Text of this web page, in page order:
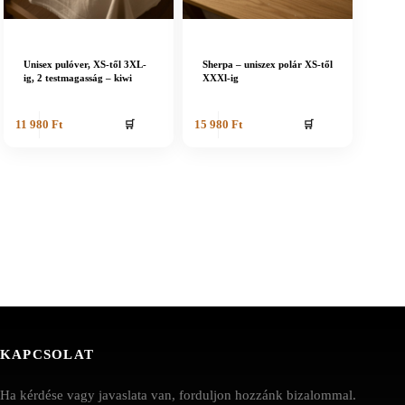
Unisex pulóver, XS-től 3XL-
ig, 2 testmagasság – kiwi
11 980Ft 🛒
Sherpa – uniszex polár XS-től
XXXl-ig
15 980 Ft 🛒
KAPCSOLAT
Ha kérdése vagy javaslata van, forduljon hozzánk bizalommal.